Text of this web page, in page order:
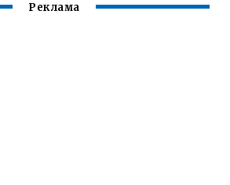
СТАЛЕЙРеклама